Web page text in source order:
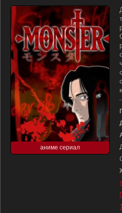
аниме сериал